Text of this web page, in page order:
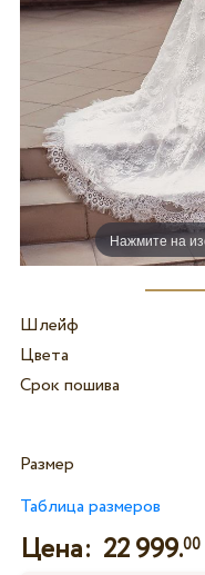
Нажмите на
Шлейф
Цвета
Срок пошива
Размер
Таблица размеров
Цена: 22 999.00